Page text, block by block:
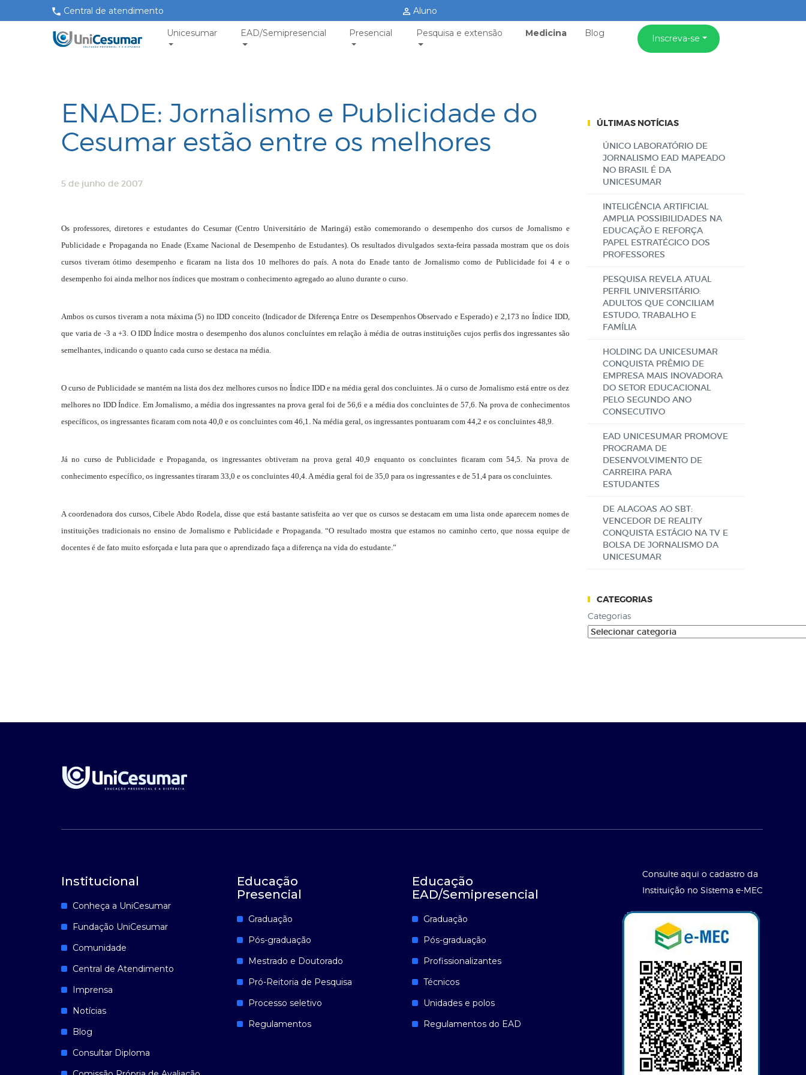
Central de atendimento Aluno
Unicesumar EAD/Semipresencial Presencial Pesquisa e extensão Medicina Blog Inscreva-se
ENADE: Jornalismo e Publicidade do
Cesumar estão entre os melhores
5 de junho de 2007
Os professores, diretores e estudantes do Cesumar (Centro Universitário de Maringá) estão comemorando o desempenho dos cursos de Jornalismo e
Publicidade e Propaganda no Enade (Exame Nacional de Desempenho de Estudantes). Os resultados divulgados sexta-feira passada mostram que os dois
cursos tiveram ótimo desempenho e ficaram na lista dos 10 melhores do país. A nota do Enade tanto de Jornalismo como de Publicidade foi 4 e o
desempenho foi ainda melhor nos índices que mostram o conhecimento agregado ao aluno durante o curso.
Ambos os cursos tiveram a nota máxima (5) no IDD conceito (Indicador de Diferença Entre os Desempenhos Observado e Esperado) e 2,173 no Índice IDD,
que varia de -3 a +3. O IDD Índice mostra o desempenho dos alunos concluíntes em relação à média de outras instituições cujos perfis dos ingressantes são
semelhantes, indicando o quanto cada curso se destaca na média.
O curso de Publicidade se mantém na lista dos dez melhores cursos no Índice IDD e na média geral dos concluintes. Já o curso de Jornalismo está entre os dez
melhores no IDD Índice. Em Jornalismo, a média dos ingressantes na prova geral foi de 56,6 e a média dos concluintes de 57,6. Na prova de conhecimentos
específicos, os ingressantes ficaram com nota 40,0 e os concluintes com 46,1. Na média geral, os ingressantes pontuaram com 44,2 e os concluintes 48,9.
Já no curso de Publicidade e Propaganda, os ingressantes obtiveram na prova geral 40,9 enquanto os concluintes ficaram com 54,5. Na prova de
conhecimento específico, os ingressantes tiraram 33,0 e os concluintes 40,4. A média geral foi de 35,0 para os ingressantes e de 51,4 para os concluintes.
A coordenadora dos cursos, Cibele Abdo Rodela, disse que está bastante satisfeita ao ver que os cursos se destacam em uma lista onde aparecem nomes de
instituições tradicionais no ensino de Jornalismo e Publicidade e Propaganda. “O resultado mostra que estamos no caminho certo, que nossa equipe de
docentes é de fato muito esforçada e luta para que o aprendizado faça a diferença na vida do estudante.”
ÚLTIMAS NOTÍCIAS
ÚNICO LABORATÓRIO DE
JORNALISMO EAD MAPEADO
NO BRASIL É DA
UNICESUMAR
INTELIGÊNCIA ARTIFICIAL
AMPLIA POSSIBILIDADES NA
EDUCAÇÃO E REFORÇA
PAPEL ESTRATÉGICO DOS
PROFESSORES
PESQUISA REVELA ATUAL
PERFIL UNIVERSITÁRIO:
ADULTOS QUE CONCILIAM
ESTUDO, TRABALHO E
FAMÍLIA
HOLDING DA UNICESUMAR
CONQUISTA PRÊMIO DE
EMPRESA MAIS INOVADORA
DO SETOR EDUCACIONAL
PELO SEGUNDO ANO
CONSECUTIVO
EAD UNICESUMAR PROMOVE
PROGRAMA DE
DESENVOLVIMENTO DE
CARREIRA PARA
ESTUDANTES
DE ALAGOAS AO SBT:
VENCEDOR DE REALITY
CONQUISTA ESTÁGIO NA TV E
BOLSA DE JORNALISMO DA
UNICESUMAR
CATEGORIAS
Categorias
Institucional
Conheça a UniCesumar
Fundação UniCesumar
Comunidade
Central de Atendimento
Imprensa
Notícias
Blog
Consultar Diploma
Educação
Presencial
Graduação
Pós-graduação
Mestrado e Doutorado
Pró-Reitoria de Pesquisa
Processo seletivo
Regulamentos
Educação
EAD/Semipresencial
Graduação
Pós-graduação
Profissionalizantes
Técnicos
Unidades e polos
Regulamentos do EAD
Consulte aqui o cadastro da
Instituição no Sistema e-MEC